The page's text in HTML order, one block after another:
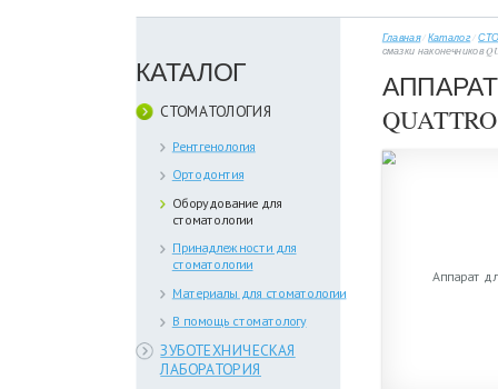
КАТАЛОГ
СТОМАТОЛОГИЯ
Рентгенология
Ортодонтия
Оборудование для
стоматологии
Принадлежности для
стоматологии
Материалы для стоматологии
В помощь стоматологу
ЗУБОТЕХНИЧЕСКАЯ
ЛАБОРАТОРИЯ
Главная/Каталог/
смазки наконечников